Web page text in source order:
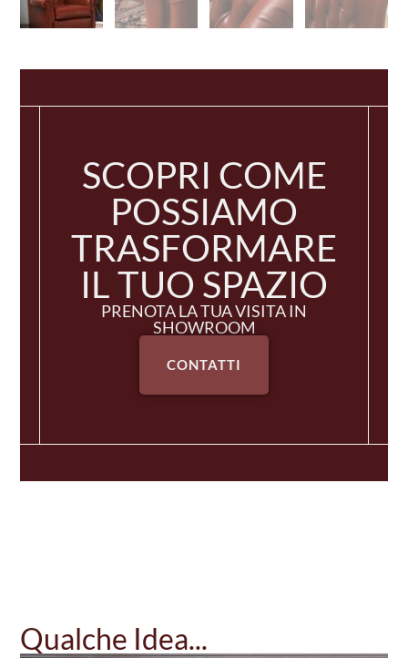
SCOPRI COME
POSSIAMO
TRASFORMARE
IL TUO SPAZIO
PRENOTA LA TUA VISITA IN
SHOWROOM
CONTATTI
Qualche Idea...